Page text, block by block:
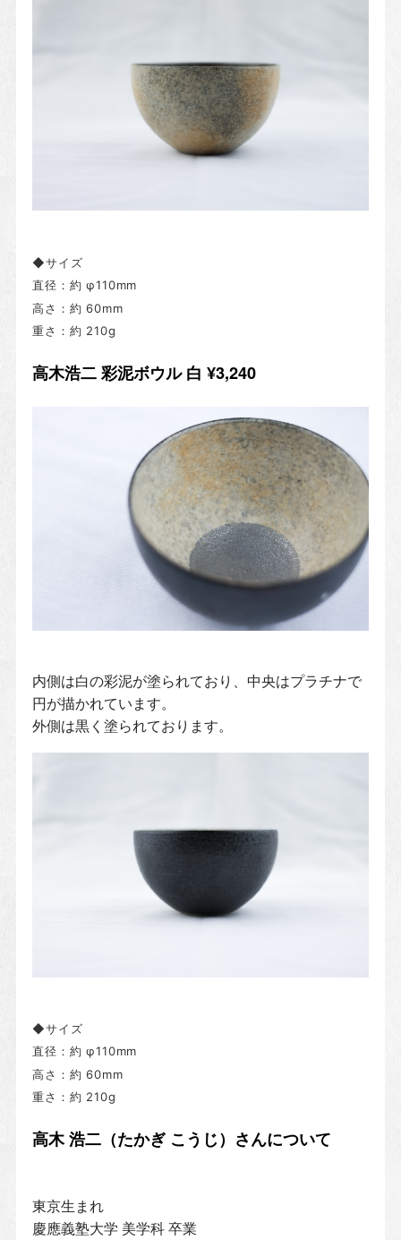
◆サイズ
直径： 約 φ110mm
高さ：約 60mm
重さ：約 210g
高木浩二 彩泥ボウル 白 ¥3,240
内側は白の彩泥が塗られており、中央はプラチナで
円が描かれています。
外側は黒く塗られております。
◆サイズ
直径： 約 φ110mm
高さ：約 60mm
重さ：約 210g
高木 浩二（たかぎ こうじ）さんについて
東京生まれ
慶應義塾大学 美学科 卒業